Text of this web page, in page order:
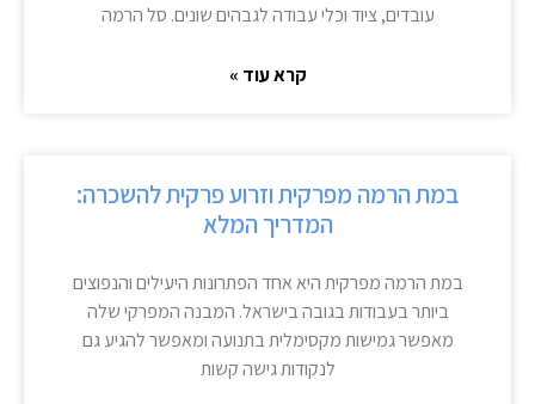
עובדים, ציוד וכלי עבודה לגבהים שונים. סל הרמה
קרא עוד »
במת הרמה מפרקית וזרוע פרקית להשכרה:
המדריך המלא
במת הרמה מפרקית היא אחד הפתרונות היעילים והנפוצים
ביותר בעבודות בגובה בישראל. המבנה המפרקי שלה
מאפשר גמישות מקסימלית בתנועה ומאפשר להגיע גם
לנקודות גישה קשות